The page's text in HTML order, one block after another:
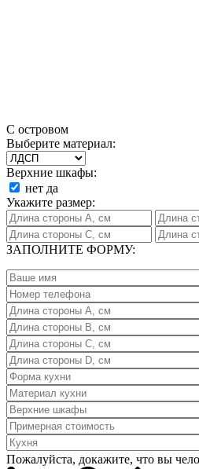
С островом
Выберите материал:
Верхние шкафы:
нет да
Укажите размер:
ЗАПОЛНИТЕ ФОРМУ:
Пожалуйста, докажите, что вы